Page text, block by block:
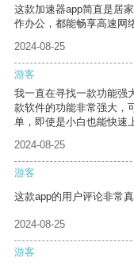
这款加速器app简直是居
作办公，都能畅享高速网
2024-08-25
游客
我一直在寻找一款功能强
款软件的功能非常强大，
单，即使是小白也能快速
2024-08-25
游客
这款app的用户评论非常
2024-08-25
游客